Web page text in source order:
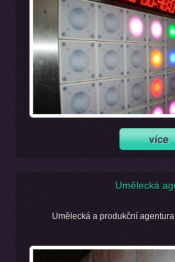
Umělecká
Umělecká a produkční